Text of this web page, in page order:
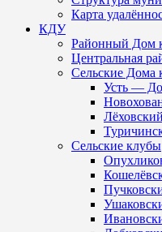
Карта
КДУ
Районный Дом
Центральная
Сельские Дома
Усть —
Сельские клубы